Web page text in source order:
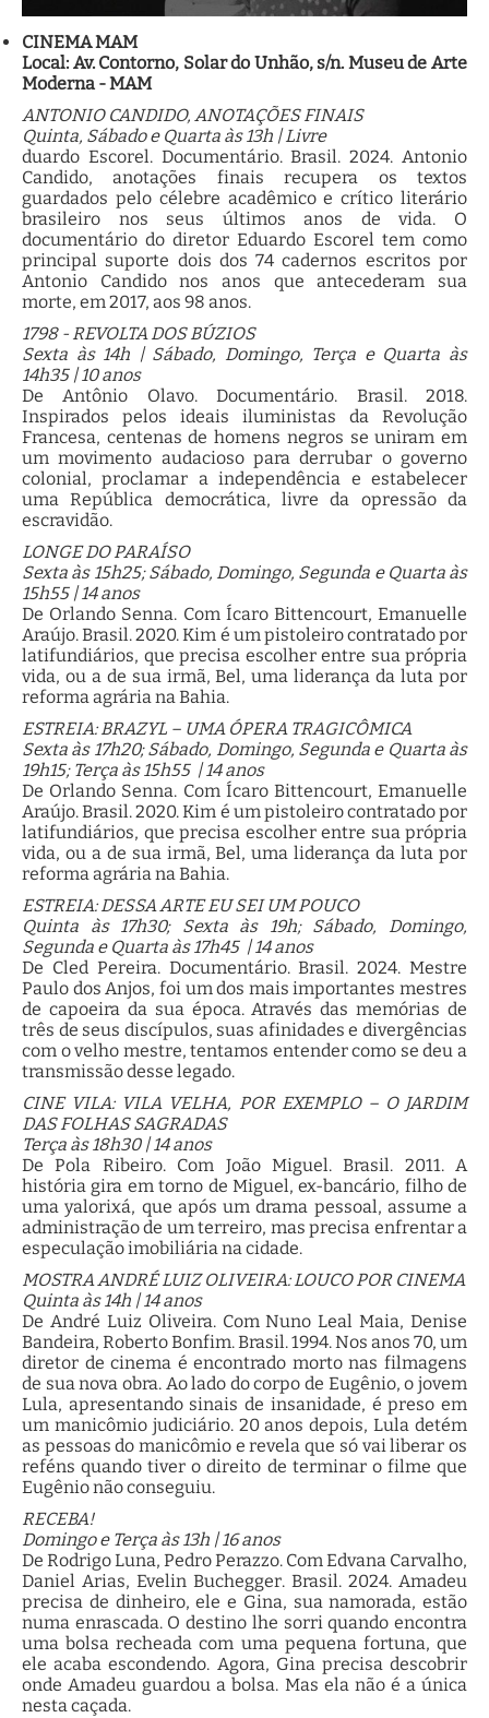
CINEMA MAM
Local: Av. Contorno, Solar do Unhão, s/n. Museu de Arte
Moderna - MAM
ANTONIO CANDIDO, ANOTAÇÕES FINAIS
Quinta, Sábado e Quarta às 13h | Livre
duardo Escorel. Documentário. Brasil. 2024. Antonio
Candido, anotações finais recupera os textos
guardados pelo célebre acadêmico e crítico literário
brasileiro nos seus últimos anos de vida. O
documentário do diretor Eduardo Escorel tem como
principal suporte dois dos 74 cadernos escritos por
Antonio Candido nos anos que antecederam sua
morte, em 2017, aos 98 anos.
1798 - REVOLTA DOS BÚZIOS
Sexta às 14h | Sábado, Domingo, Terça e Quarta às
14h35 | 10 anos
De Antônio Olavo. Documentário. Brasil. 2018.
Inspirados pelos ideais iluministas da Revolução
Francesa, centenas de homens negros se uniram em
um movimento audacioso para derrubar o governo
colonial, proclamar a independência e estabelecer
uma República democrática, livre da opressão da
escravidão.
LONGE DO PARAÍSO
Sexta às 15h25; Sábado, Domingo, Segunda e Quarta às
15h55 | 14 anos
De Orlando Senna. Com Ícaro Bittencourt, Emanuelle
Araújo. Brasil. 2020. Kim é um pistoleiro contratado por
latifundiários, que precisa escolher entre sua própria
vida, ou a de sua irmã, Bel, uma liderança da luta por
reforma agrária na Bahia.
ESTREIA: BRAZYL – UMA ÓPERA TRAGICÔMICA
Sexta às 17h20; Sábado, Domingo, Segunda e Quarta às
19h15; Terça às 15h55 | 14 anos
De Orlando Senna. Com Ícaro Bittencourt, Emanuelle
Araújo. Brasil. 2020. Kim é um pistoleiro contratado por
latifundiários, que precisa escolher entre sua própria
vida, ou a de sua irmã, Bel, uma liderança da luta por
reforma agrária na Bahia.
ESTREIA: DESSA ARTE EU SEI UM POUCO
Quinta às 17h30; Sexta às 19h; Sábado, Domingo,
Segunda e Quarta às 17h45 | 14 anos
De Cled Pereira. Documentário. Brasil. 2024. Mestre
Paulo dos Anjos, foi um dos mais importantes mestres
de capoeira da sua época. Através das memórias de
três de seus discípulos, suas afinidades e divergências
com o velho mestre, tentamos entender como se deu a
transmissão desse legado.
CINE VILA: VILA VELHA, POR EXEMPLO – O JARDIM
DAS FOLHAS SAGRADAS
Terça às 18h30 | 14 anos
De Pola Ribeiro. Com João Miguel. Brasil. 2011. A
história gira em torno de Miguel, ex-bancário, filho de
uma yalorixá, que após um drama pessoal, assume a
administração de um terreiro, mas precisa enfrentar a
especulação imobiliária na cidade.
MOSTRA ANDRÉ LUIZ OLIVEIRA: LOUCO POR CINEMA
Quinta às 14h | 14 anos
De André Luiz Oliveira. Com Nuno Leal Maia, Denise
Bandeira, Roberto Bonfim. Brasil. 1994. Nos anos 70, um
diretor de cinema é encontrado morto nas filmagens
de sua nova obra. Ao lado do corpo de Eugênio, o jovem
Lula, apresentando sinais de insanidade, é preso em
um manicômio judiciário. 20 anos depois, Lula detém
as pessoas do manicômio e revela que só vai liberar os
reféns quando tiver o direito de terminar o filme que
Eugênio não conseguiu.
RECEBA!
Domingo e Terça às 13h | 16 anos
De Rodrigo Luna, Pedro Perazzo. Com Edvana Carvalho,
Daniel Arias, Evelin Buchegger. Brasil. 2024. Amadeu
precisa de dinheiro, ele e Gina, sua namorada, estão
numa enrascada. O destino lhe sorri quando encontra
uma bolsa recheada com uma pequena fortuna, que
ele acaba escondendo. Agora, Gina precisa descobrir
onde Amadeu guardou a bolsa. Mas ela não é a única
nesta caçada.